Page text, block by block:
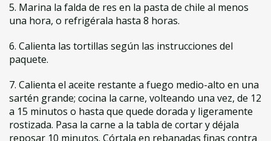
5. Marina la falda de res en la pasta de chile al menos
una hora, o refrigérala hasta 8 horas.
6. Calienta las tortillas según las instrucciones del
paquete.
7. Calienta el aceite restante a fuego medio-alto en una
sartén grande; cocina la carne, volteando una vez, de 12
a 15 minutos o hasta que quede dorada y ligeramente
rostizada. Pasa la carne a la tabla de cortar y déjala
reposar 10 minutos. Córtala en rebanadas finas contra